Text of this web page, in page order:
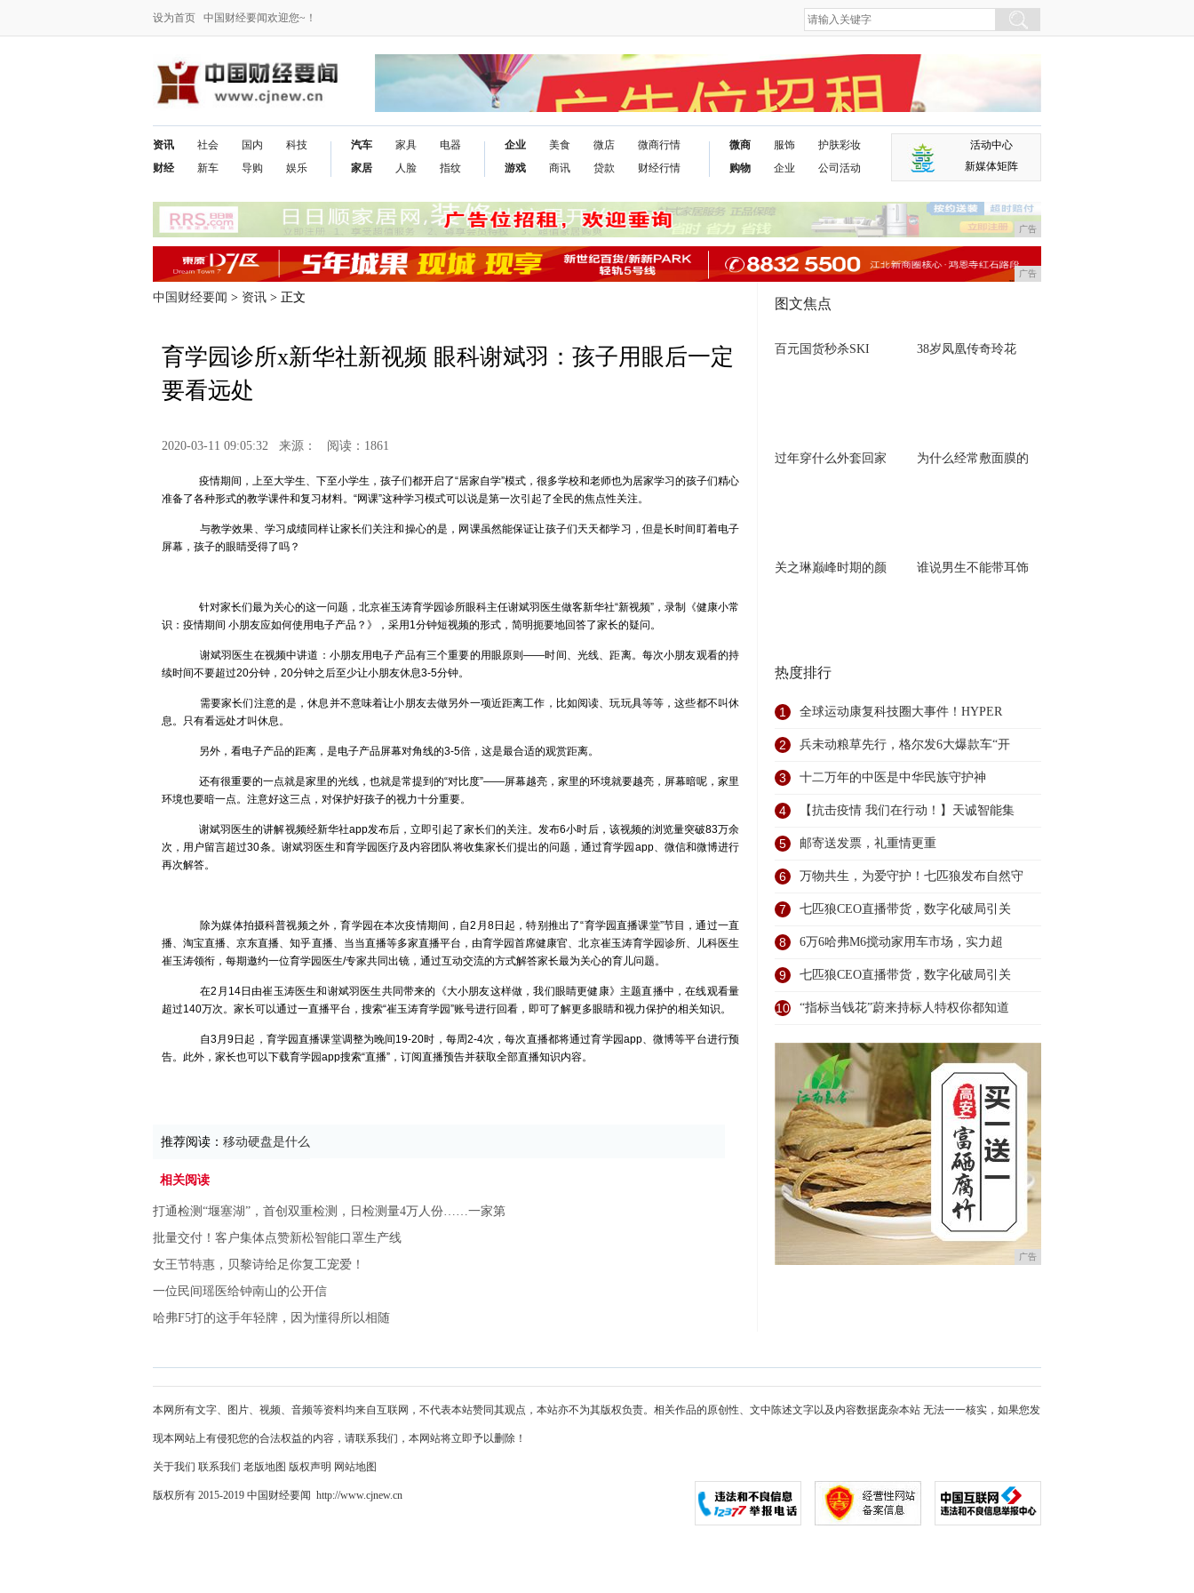
设为首页 中国财经要闻欢迎您~！
资讯
财经
社会
新车
国内
导购
科技
娱乐
汽车
家居
家具
人脸
电器
指纹
企业
游戏
美食
商讯
微店
贷款
微商行情
财经行情
微商
购物
服饰
企业
护肤彩妆
公司活动
活动中心
新媒体矩阵
广告
广告
中国财经要闻 > 资讯 > 正文
育学园诊所x新华社新视频 眼科谢斌羽：孩子用眼后一定
要看远处
2020-03-11 09:05:32 来源： 阅读：1861
疫情期间，上至大学生、下至小学生，孩子们都开启了“居家自学”模式，很多学校和老师也为居家学习的孩子们精心
准备了各种形式的教学课件和复习材料。“网课”这种学习模式可以说是第一次引起了全民的焦点性关注。
与教学效果、学习成绩同样让家长们关注和操心的是，网课虽然能保证让孩子们天天都学习，但是长时间盯着电子
屏幕，孩子的眼睛受得了吗？
针对家长们最为关心的这一问题，北京崔玉涛育学园诊所眼科主任谢斌羽医生做客新华社“新视频”，录制《健康小常
识：疫情期间 小朋友应如何使用电子产品？》，采用1分钟短视频的形式，简明扼要地回答了家长的疑问。
谢斌羽医生在视频中讲道：小朋友用电子产品有三个重要的用眼原则——时间、光线、距离。每次小朋友观看的持
续时间不要超过20分钟，20分钟之后至少让小朋友休息3-5分钟。
需要家长们注意的是，休息并不意味着让小朋友去做另外一项近距离工作，比如阅读、玩玩具等等，这些都不叫休
息。只有看远处才叫休息。
另外，看电子产品的距离，是电子产品屏幕对角线的3-5倍，这是最合适的观赏距离。
还有很重要的一点就是家里的光线，也就是常提到的“对比度”——屏幕越亮，家里的环境就要越亮，屏幕暗呢，家里
环境也要暗一点。注意好这三点，对保护好孩子的视力十分重要。
谢斌羽医生的讲解视频经新华社app发布后，立即引起了家长们的关注。发布6小时后，该视频的浏览量突破83万余
次，用户留言超过30条。谢斌羽医生和育学园医疗及内容团队将收集家长们提出的问题，通过育学园app、微信和微博进行
再次解答。
除为媒体拍摄科普视频之外，育学园在本次疫情期间，自2月8日起，特别推出了“育学园直播课堂”节目，通过一直
播、淘宝直播、京东直播、知乎直播、当当直播等多家直播平台，由育学园首席健康官、北京崔玉涛育学园诊所、儿科医生
崔玉涛领衔，每期邀约一位育学园医生/专家共同出镜，通过互动交流的方式解答家长最为关心的育儿问题。
在2月14日由崔玉涛医生和谢斌羽医生共同带来的《大小朋友这样做，我们眼睛更健康》主题直播中，在线观看量
超过140万次。家长可以通过一直播平台，搜索“崔玉涛育学园”账号进行回看，即可了解更多眼睛和视力保护的相关知识。
自3月9日起，育学园直播课堂调整为晚间19-20时，每周2-4次，每次直播都将通过育学园app、微博等平台进行预
告。此外，家长也可以下载育学园app搜索“直播”，订阅直播预告并获取全部直播知识内容。
推荐阅读： 移动硬盘是什么
相关阅读
打通检测“堰塞湖”，首创双重检测，日检测量4万人份……一家第
批量交付！客户集体点赞新松智能口罩生产线
女王节特惠，贝黎诗给足你复工宠爱！
一位民间瑶医给钟南山的公开信
哈弗F5打的这手年轻牌，因为懂得所以相随
图文焦点
百元国货秒杀SKI 38岁凤凰传奇玲花
过年穿什么外套回家 为什么经常敷面膜的
关之琳巅峰时期的颜 谁说男生不能带耳饰
热度排行
1 全球运动康复科技圈大事件！HYPER
2 兵未动粮草先行，格尔发6大爆款车“开
3 十二万年的中医是中华民族守护神
4 【抗击疫情 我们在行动！】天诚智能集
5 邮寄送发票，礼重情更重
6 万物共生，为爱守护！七匹狼发布自然守
7 七匹狼CEO直播带货，数字化破局引关
8 6万6哈弗M6搅动家用车市场，实力超
9 七匹狼CEO直播带货，数字化破局引关
10 “指标当钱花”蔚来持标人特权你都知道
广告
本网所有文字、图片、视频、音频等资料均来自互联网，不代表本站赞同其观点，本站亦不为其版权负责。相关作品的原创性、文中陈述文字以及内容数据庞杂本站 无法一一核实，如果您发
现本网站上有侵犯您的合法权益的内容，请联系我们，本网站将立即予以删除！
关于我们 联系我们 老版地图 版权声明 网站地图
版权所有 2015-2019 中国财经要闻 http://www.cjnew.cn